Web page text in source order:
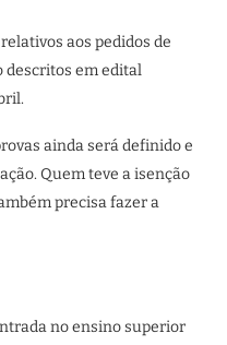
aos pedidos de
descritos em edital
ainda será definido e
Quem teve a isenção
precisa fazer a
no ensino superior